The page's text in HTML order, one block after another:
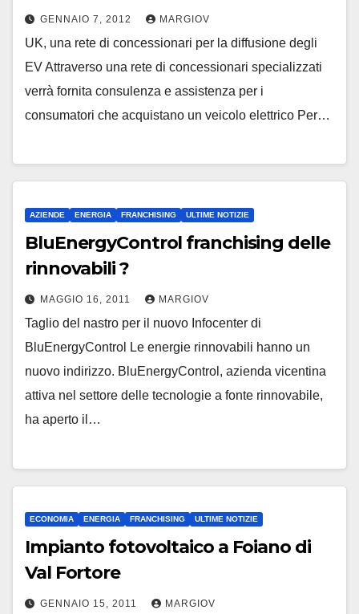
GENNAIO 7, 2012 MARGIOV
UK, una rete di concessionari per la diffusione degli
EV Attraverso una rete di concessionari specializzati
verrà fornita consulenza e assistenza per i
consumatori che acquistano un veicolo elettrico Per…
AZIENDE ENERGIA FRANCHISING ULTIME NOTIZIE
BluEnergyControl franchising delle
rinnovabili ?
MAGGIO 16, 2011 MARGIOV
Taglio del nastro per il nuovo Infocenter di
BluEnergyControl Le energie rinnovabili hanno un
nuovo indirizzo. BluEnergyControl, azienda vicentina
attiva nel settore delle tecnologie a fonte rinnovabile,
ha aperto il…
ECONOMIA ENERGIA FRANCHISING ULTIME NOTIZIE
Impianto fotovoltaico a Foiano di
Val Fortore
GENNAIO 15, 2011 MARGIOV